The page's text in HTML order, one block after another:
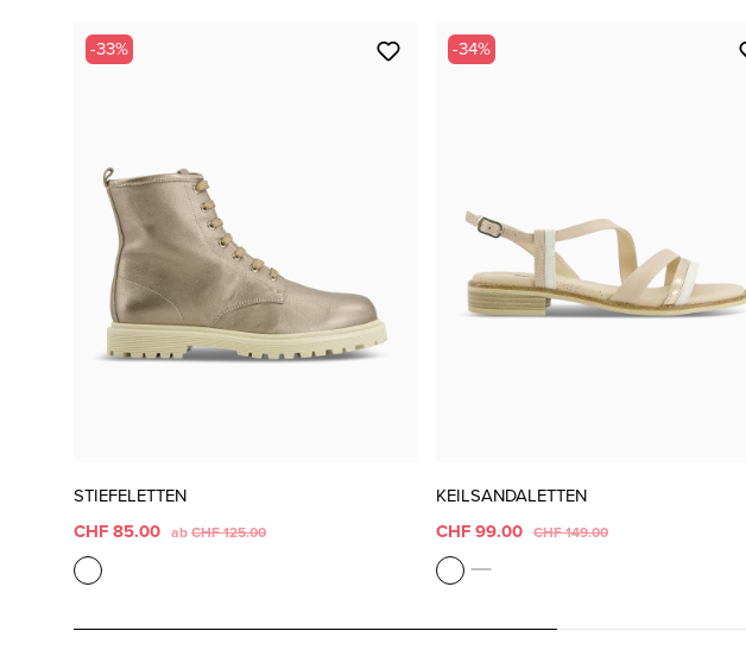
-33%
STIEFELETTEN
CHF 85.00 abCHF 125.00
-34%
KEILSANDALETTEN
CHF 99.00 CHF 149.00